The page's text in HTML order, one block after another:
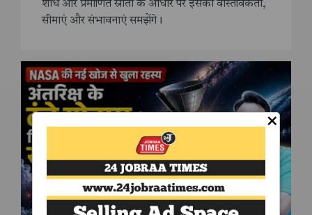
शोध और प्रमाणित स्रोतों के आधार पर इसकी वास्तविकता,
सीमाएं और संभावनाएं समझेंगे।
×